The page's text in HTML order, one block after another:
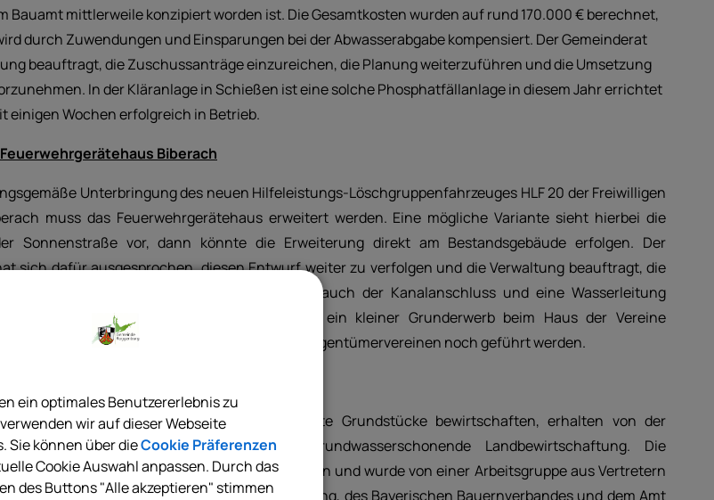
Bauamt mittlerweile konzipiert worden ist. Die Gesamtkosten wurden auf rund 170.000 € berechnet,
durch Zuwendungen und Einsparungen bei der Abwasserabgabe kompensiert. Der Gemeinderat
beauftragt, die Zuschussanträge einzureichen, die Planung weiterzuführen und die Umsetzung
In der Kläranlage in Schießen ist eine solche Phosphatfällanlage in diesem Jahr errichtet
einigen Wochen erfolgreich in Betrieb.
Biberach
Unterbringung des neuen Hilfeleistungs-Löschgruppenfahrzeuges HLF 20 der Freiwilligen
muss das Feuerwehrgerätehaus erweitert werden. Eine mögliche Variante sieht hierbei die
Sonnenstraße vor, dann könnte die Erweiterung direkt am Bestandsgebäude erfolgen. Der
sich dafür ausgesprochen, diesen Entwurf weiter zu verfolgen und die Verwaltung beauftragt, die
Sonnenstraße zu konzipieren. Dabei müssen auch der Kanalanschluss und eine Wasserleitung
Für die Verlegung der Sonnenstraße ist ein kleiner Grunderwerb beim Haus der Vereine
notwendigen Gespräche müssen mit den drei Eigentümervereinen noch geführt werden.
Landbewirtschaftung
in der Schutzzone II der Wasserschutzgebiete Grundstücke bewirtschaften, erhalten von der
Ausgleichszahlungen für eine grundwasserschonende Landbewirtschaftung. Die
der die Details geregelt werden, ist ausgelaufen und wurde von einer Arbeitsgruppe aus Vertretern
des Gemeinderates, der Gemeindeverwaltung, des Bayerischen Bauernverbandes und dem Amt
ein optimales Benutzererlebnis zu
wir auf dieser Webseite
Sie können über dieCookie Präferenzen
Cookie Auswahl anpassen. Durch das
des Buttons "Alle akzeptieren" stimmen